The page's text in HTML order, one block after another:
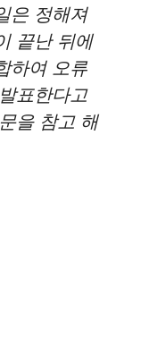
은 정해져
끝난 뒤에
하여 오류
표한다고
을 참고 해